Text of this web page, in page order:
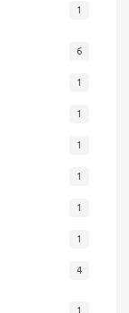
1
6
1
1
1
1
1
1
4
1